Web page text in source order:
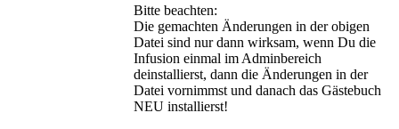
Bitte beachten:
Die gemachten Änderungen in der obigen
Datei sind nur dann wirksam, wenn Du die
Infusion einmal im Adminbereich
deinstallierst, dann die Änderungen in der
Datei vornimmst und danach das Gästebuch
NEU installierst!